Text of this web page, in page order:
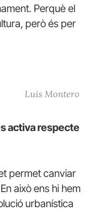
Perquè el
però és per
Luis Montero
activa respecte
permet canviar
això ens hi hem
urbanística